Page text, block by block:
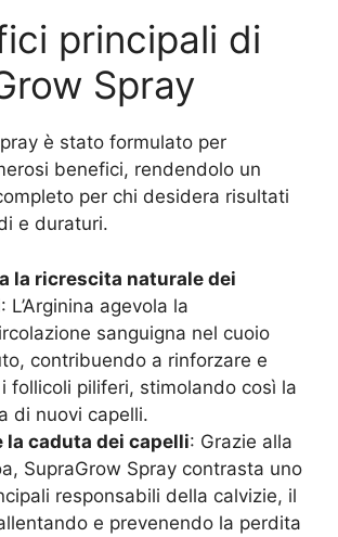
principali di
Spray
è stato formulato per
benefici, rendendolo un
per chi desidera risultati
e duraturi.
la ricrescita naturale dei
: L’Arginina agevola la
sanguigna nel cuoio
contribuendo a rinforzare e
follicoli piliferi, stimolando così la
di nuovi capelli.
la caduta dei capelli: Grazie alla
SupraGrow Spray contrasta uno
responsabili della calvizie, il
e prevenendo la perdita